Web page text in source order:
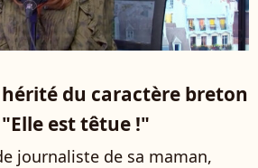
du caractère breton
est têtue !"
journaliste de sa maman,